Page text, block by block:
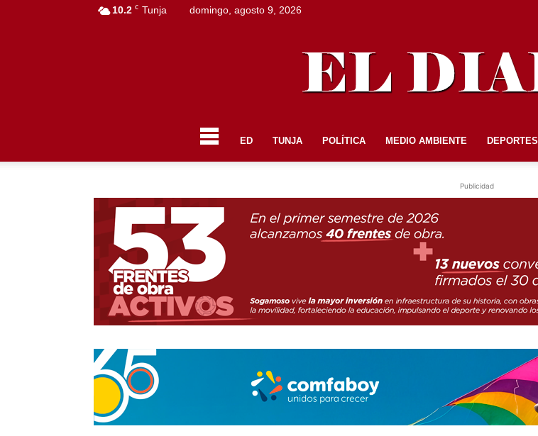
10.2 C Tunja domingo, agosto 9, 2026
DIARIO
ED TUNJA POLÍTICA MEDIO AMBIENTE DEPORTES
Publicidad